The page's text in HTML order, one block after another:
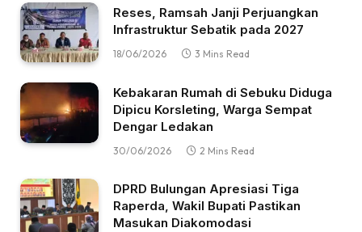
Reses, Ramsah Janji Perjuangkan
Infrastruktur Sebatik pada 2027
18/06/2026 3 Mins Read
Kebakaran Rumah di Sebuku Diduga
Dipicu Korsleting, Warga Sempat
Dengar Ledakan
30/06/2026 2 Mins Read
DPRD Bulungan Apresiasi Tiga
Raperda, Wakil Bupati Pastikan
Masukan Diakomodasi